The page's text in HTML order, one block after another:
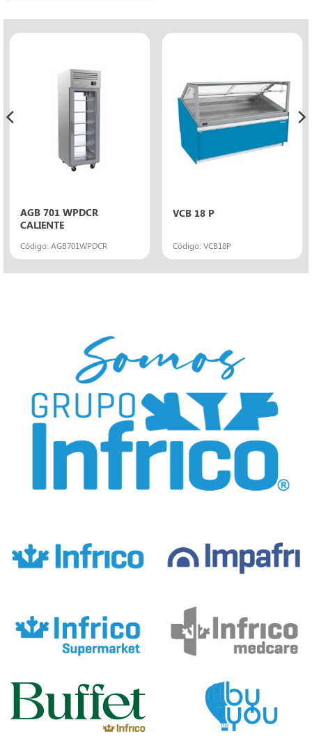
AGB 701 WPDCR
CALIENTE
Código: AGB701WPDCR
VCB 18 P
Código: VCB18P